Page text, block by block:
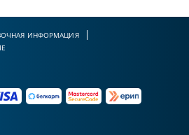
ИНФОРМАЦИЯ